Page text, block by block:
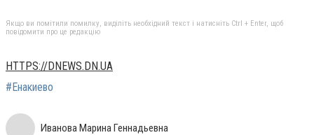
Якщо ви помітили помилку, виділіть необхідний текст і натисніть Ctrl + Enter, щоб
повідомити про це редакцію
HTTPS://DNEWS.DN.UA
#Енакиево
Иванова Марина Геннадьевна